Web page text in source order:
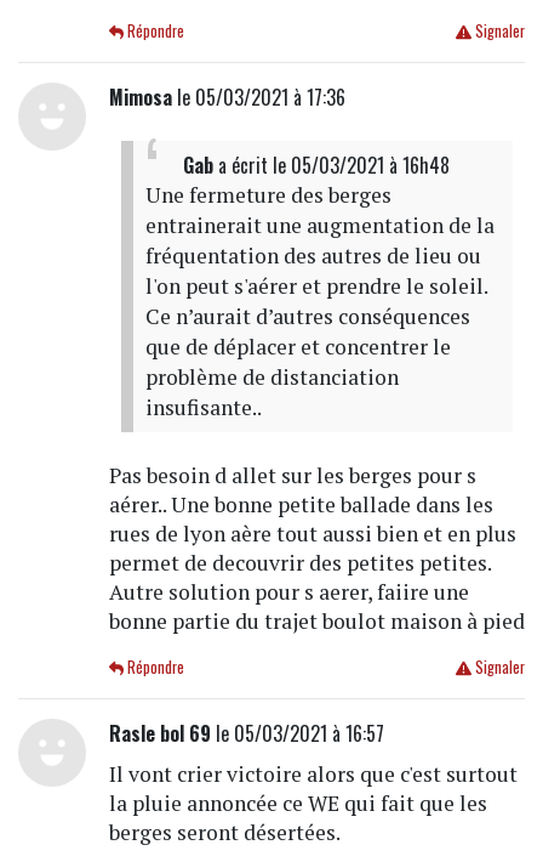
Signaler
Répondre
Mimosale 05/03/2021 à 17:36
Gaba écrit le 05/03/2021 à 16h48
Une fermeture des berges
entrainerait une augmentation de la
fréquentation des autres de lieu ou
l'on peut s'aérer et prendre le soleil.
Ce n’aurait d’autres conséquences
que de déplacer et concentrer le
problème de distanciation
insufisante..
Pas besoin d allet sur les berges pour s
aérer.. Une bonne petite ballade dans les
rues de lyon aère tout aussi bien et en plus
permet de decouvrir des petites petites.
Autre solution pour s aerer, faiire une
bonne partie du trajet boulot maison à pied
Signaler
Répondre
Rasle bol 69 le 05/03/2021 à 16:57
Il vont crier victoire alors que c'est surtout
la pluie annoncée ce WE qui fait que les
berges seront désertées.